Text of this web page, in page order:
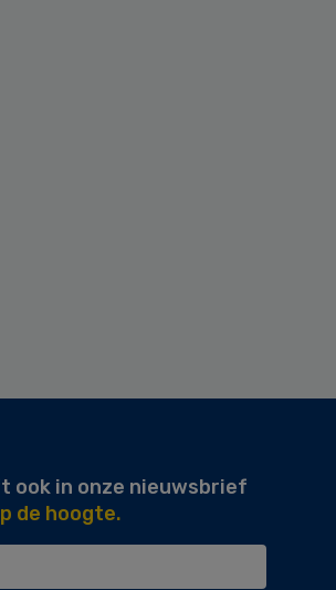
ook in onze nieuwsbrief
de hoogte.